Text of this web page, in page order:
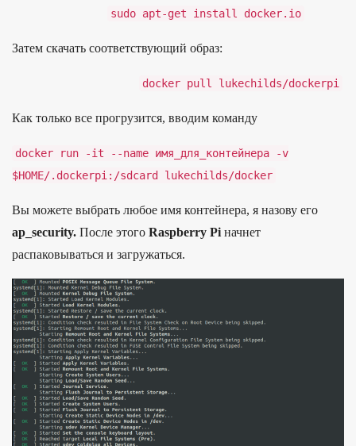
sudo apt-get install docker. io
За­тем ска­чать соот­ветс­тву­ющий образ:
docker pull lukechilds/dockerpi
Как толь­ко все прог­рузит­ся, вво­дим коман­ду
docker run -it --name имя для контейнера -v
$HOME/. dockerpi : /sdcard lukechilds/docker
Вы можете выбрать любое имя контейнера, я назову его
ap_security. После этого Raspberry Pi начнет
распаковываться и загружаться.